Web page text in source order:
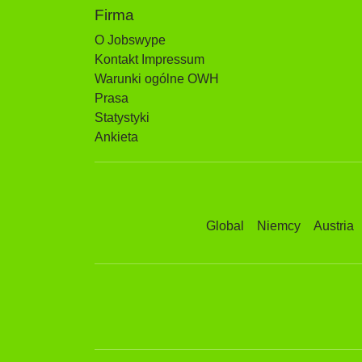
Firma
O Jobswype
Kontakt Impressum
Warunki ogólne OWH
Prasa
Statystyki
Ankieta
Global Niemcy Austria